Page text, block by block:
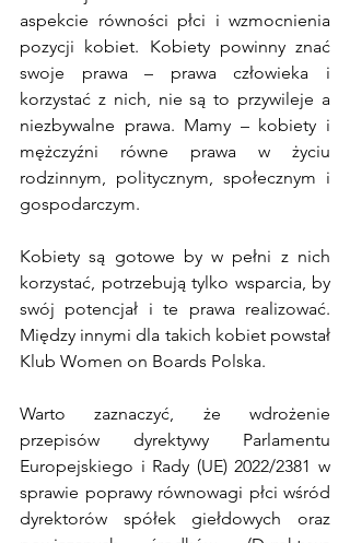
aspekcie równości płci i wzmocnienia
pozycji kobiet. Kobiety powinny znać
swoje prawa – prawa człowieka i
korzystać z nich, nie są to przywileje a
niezbywalne prawa. Mamy – kobiety i
mężczyźni równe prawa w życiu
rodzinnym, politycznym, społecznym i
gospodarczym.
Kobiety są gotowe by w pełni z nich
korzystać, potrzebują tylko wsparcia, by
swój potencjał i te prawa realizować.
Między innymi dla takich kobiet powstał
Klub Women on Boards Polska.
Warto zaznaczyć, że wdrożenie
przepisów dyrektywy Parlamentu
Europejskiego i Rady (UE) 2022/2381 w
sprawie poprawy równowagi płci wśród
dyrektorów spółek giełdowych oraz